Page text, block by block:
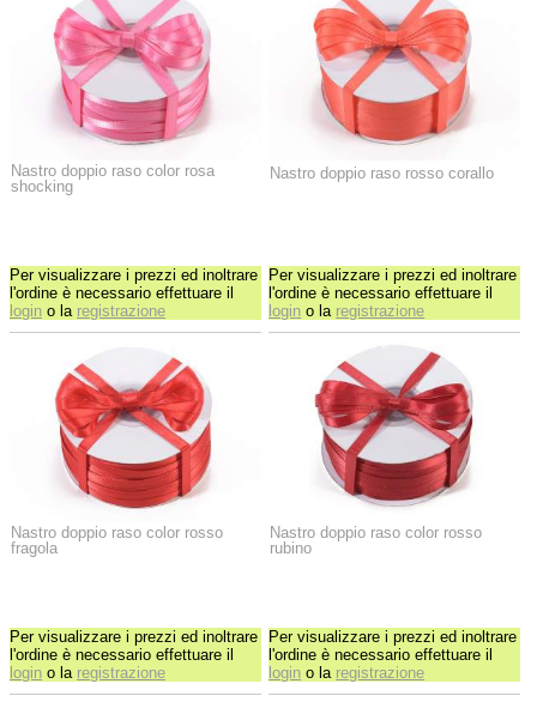
Nastro doppio raso color rosa
shocking
Per visualizzare i prezzi ed inoltrare
l'ordine è necessario effettuare il
login o la registrazione
Nastro doppio raso rosso corallo
Per visualizzare i prezzi ed inoltrare
l'ordine è necessario effettuare il
login o la registrazione
Nastro doppio raso color rosso
fragola
Per visualizzare i prezzi ed inoltrare
l'ordine è necessario effettuare il
login o la registrazione
Nastro doppio raso color rosso
rubino
Per visualizzare i prezzi ed inoltrare
l'ordine è necessario effettuare il
login o la registrazione